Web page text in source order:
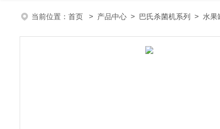
当前位置： 首页 > 产品中心 > 巴氏杀菌机系列 > 水果